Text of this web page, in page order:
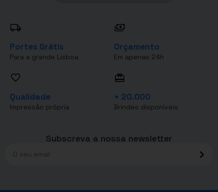
Portes Grátis
Para a grande Lisboa
Orçamento
Em apenas 24h
Qualidade
Impressão própria
+ 20.000
Brindes disponíveis
Subscreva a nossa newsletter